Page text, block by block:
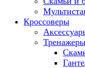
Кроссоверы